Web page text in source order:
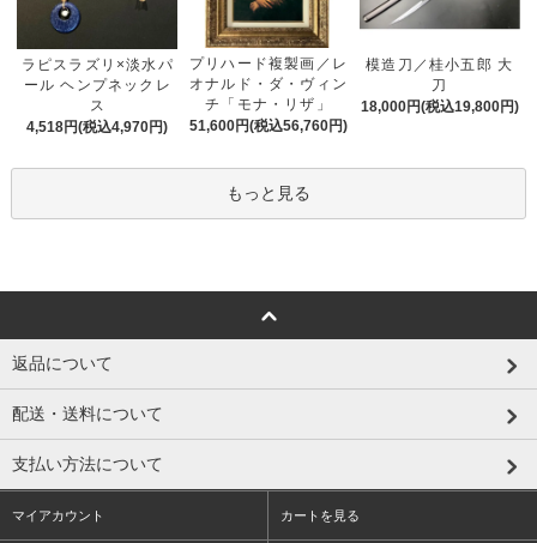
ラピスラズリ×淡水パ
ール ヘンプネックレ
ス
4,518円(税込4,970円)
プリハード複製画／レ
オナルド・ダ・ヴィン
チ「モナ・リザ」
51,600円(税込56,760円)
模造刀／桂小五郎 大
刀
18,000円(税込19,800円)
もっと見る
返品について
配送・送料について
支払い方法について
マイアカウント カートを見る